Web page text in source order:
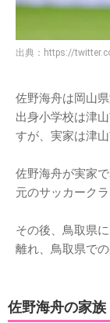
出典： https://
佐野海舟は岡山
出身小学校は津
すが、実家は津
佐野海舟が実家
元のサッカーク
その後、鳥取県
離れ、鳥取県で
佐野海舟の家族